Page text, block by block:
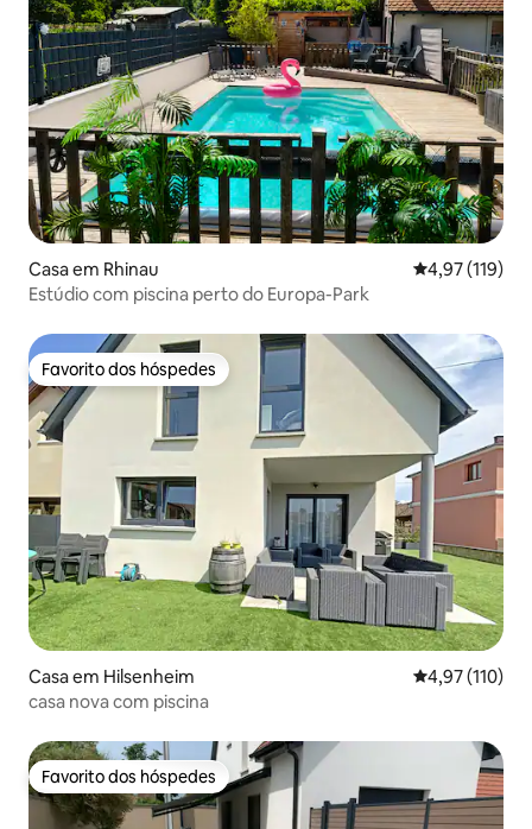
Casa em Rhinau Classificação
4,97 (119)
Estúdio com piscina perto do Europa-Park
Favorito dos hóspedes
Favorito dos hóspedes
Casa em Hilsenheim Classificação
4,97 (110)
casa nova com piscina
Favorito dos hóspedes
Favorito dos hóspedes